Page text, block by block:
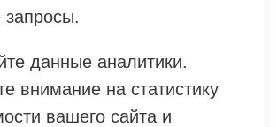
данные аналитики.
внимание на статистику
вашего сайта и